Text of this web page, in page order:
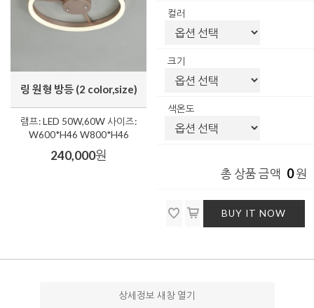
링 원형 방등 (2 color,size)
램프: LED 50W,60W 사이즈:
W600*H46 W800*H46
240,000원
컬러
크기
색온도
총 상품 금액 0원
BUY IT NOW
상세정보 새창 열기